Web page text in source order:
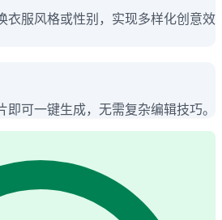
衣服风格或性别，实现多样化创意效
可一键生成，无需复杂编辑技巧。